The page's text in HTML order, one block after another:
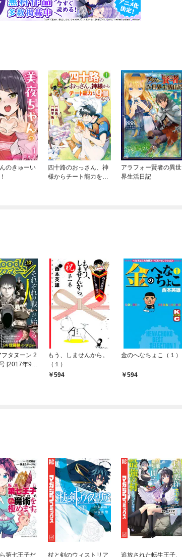
のきゅーい
四十路のおっさん、神
様からチート能力を９
アラフォー賢者の異世
界生活日記
タヌーン 2
[2017年9月
もう、しませんから。
（１）
594
金のへなちょこ（１）
594
第七王子だ
杖と剣のウィストリア
追放された転生王子、